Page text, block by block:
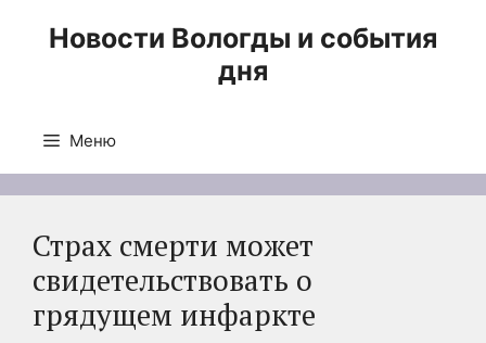
Новости Вологды и события
дня
Меню
Страх смерти может
свидетельствовать о
грядущем инфаркте